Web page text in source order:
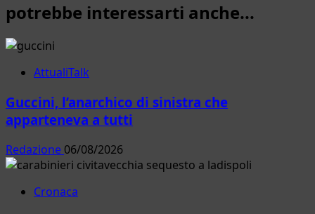
potrebbe interessarti anche...
AttualiTalk
Guccini, l’anarchico di sinistra che
apparteneva a tutti
Redazione 06/08/2026
Cronaca